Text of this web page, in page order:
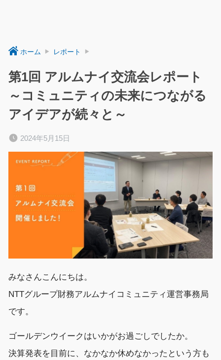
ホーム レポート
第1回 アルムナイ交流会レポート
～コミュニティの未来につながる
アイデアが続々と～
2024年5月15日
みなさんこんにちは。
NTTグループ財務アルムナイコミュニティ運営事務局
です。
ゴールデンウイーク はいかがお過ごしでしたか。
決算発表を目前に、なかなか休めなかったという方も